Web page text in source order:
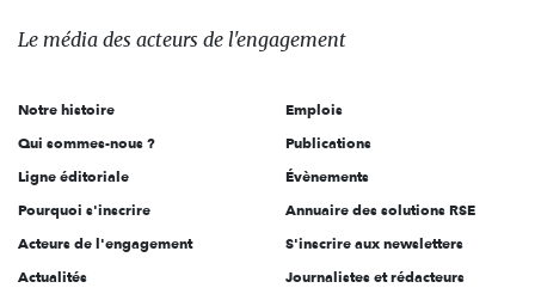
des
l'engagement
Le média des acteurs de l'engagement
Notre histoire
Qui sommes-nous ?
Ligne éditoriale
Pourquoi s'inscrire
Acteurs de l'engagement
Actualités
Emplois
Publications
Évènements
Annuaire des solutions RSE
S'inscrire aux newsletters
Journalistes et rédacteurs